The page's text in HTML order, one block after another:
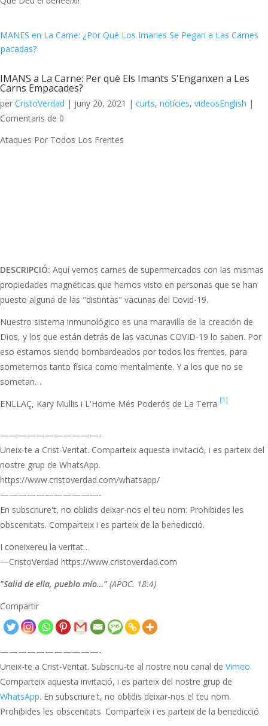
IMANS a La Carne: Per què Els Imants S'Enganxen a Les
Carns Empacades?
per CristoVerdad | juny 20, 2021 | curts, notícies, videosEnglish |
Comentaris de 0
Ataques Por Todos Los Frentes
DESCRIPCIÓ: Aquí vemos carnes de supermercados con las mismas
propiedades magnéticas que hemos visto en personas que se han
puesto alguna de las "distintas" vacunas del Covid-19.
Nuestro sistema inmunológico es una maravilla de la creación de
Dios, y los que están detrás de las vacunas COVID-19 lo saben. Por
eso estamos siendo bombardeados por todos los frentes, para
someternos tanto física como mentalmente. Y a los que no se
sometan…
ENLLAÇ, Kary Mullis i L'Home Més Poderós de La Terra [1]
———————————-
Uneix-te a Crist-Veritat. Comparteix aquesta invitació, i es parteix del
nostre grup de WhatsApp.
https://www.cristoverdad.com/whatsapp/
———————————-
En subscriure't, no oblidis deixar-nos el teu nom. Prohibides les
obscenitats. Comparteix i es parteix de la benedicció.
I coneixereu la veritat…
—CristoVerdad https://www.cristoverdad.com
"Salid de ella, pueblo mío…" (APOC. 18:4)
Compartir
———————————-
Uneix-te a Crist-Veritat. Subscriu-te al nostre nou canal de Vimeo.
Comparteix aquesta invitació, i es parteix del nostre grup de
WhatsApp. En subscriure't, no oblidis deixar-nos el teu nom.
Prohibides les obscenitats. Comparteix i es parteix de la benedicció.